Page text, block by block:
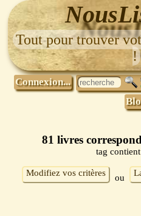
Tout pour trouver
!
Connexion...
81 livres
tag contient
Modifiez vos critères ou